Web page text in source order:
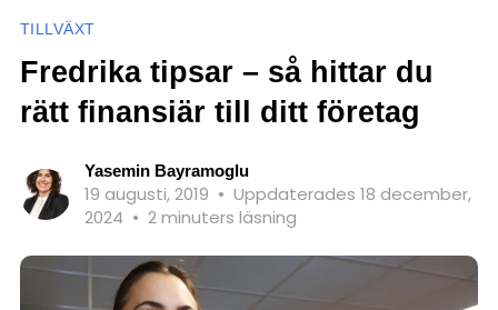
TILLVÄXT
Fredrika tipsar – så hittar du
rätt finansiär till ditt företag
Yasemin Bayramoglu
19 augusti, 2019 • Uppdaterades 18 december,
2024 • 2 minuters läsning